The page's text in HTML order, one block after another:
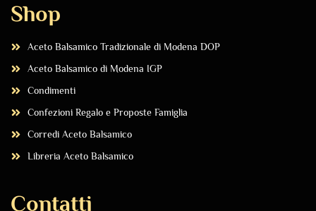
Shop
Aceto Balsamico Tradizionale di Modena DOP
Aceto Balsamico di Modena IGP
Condimenti
Confezioni Regalo e Proposte Famiglia
Corredi Aceto Balsamico
Libreria Aceto Balsamico
Contatti